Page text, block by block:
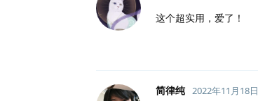
这个超实用，爱了！
简律纯 2022年11月18日